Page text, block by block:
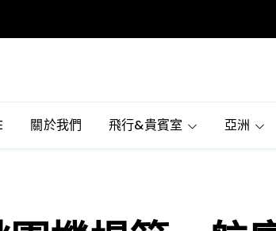
關於我們 飛行&貴賓室 亞洲